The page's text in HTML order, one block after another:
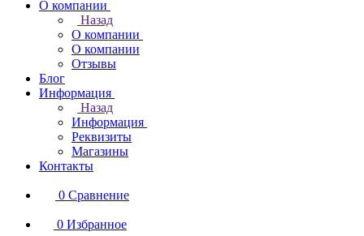
О компании
Назад
О компании
О компании
Отзывы
Блог
Информация
Назад
Информация
Реквизиты
Магазины
Контакты
0 Сравнение
0 Избранное